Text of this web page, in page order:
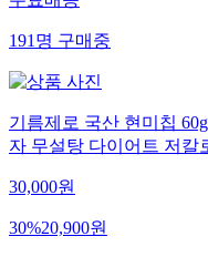
191명구매중
기름제로 국산 현미칩
자 무설탕 다이어트 저칼
30,000원
30%20,900원